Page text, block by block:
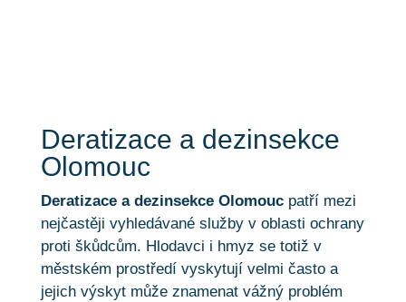
Deratizace a dezinsekce
Olomouc
Deratizace a dezinsekce Olomoucpatří mezi
nejčastěji vyhledávané služby v oblasti ochrany
proti škůdcům. Hlodavci i hmyz se totiž v
městském prostředí vyskytují velmi často a
jejich výskyt může znamenat vážný problém